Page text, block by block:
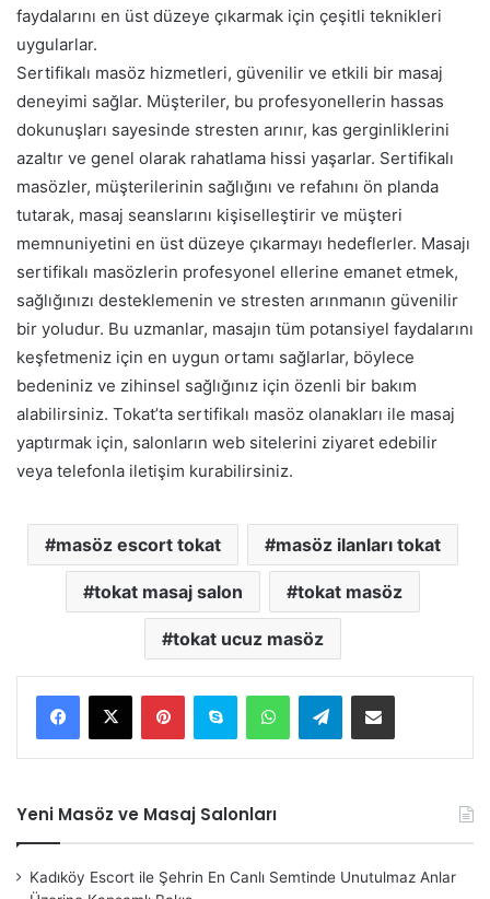
faydalarını en üst düzeye çıkarmak için çeşitli teknikleri
uygularlar.
Sertifikalı masöz hizmetleri, güvenilir ve etkili bir masaj
deneyimi sağlar. Müşteriler, bu profesyonellerin hassas
dokunuşları sayesinde stresten arınır, kas gerginliklerini
azaltır ve genel olarak rahatlama hissi yaşarlar. Sertifikalı
masözler, müşterilerinin sağlığını ve refahını ön planda
tutarak, masaj seanslarını kişiselleştirir ve müşteri
memnuniyetini en üst düzeye çıkarmayı hedeflerler. Masajı
sertifikalı masözlerin profesyonel ellerine emanet etmek,
sağlığınızı desteklemenin ve stresten arınmanın güvenilir
bir yoludur. Bu uzmanlar, masajın tüm potansiyel faydalarını
keşfetmeniz için en uygun ortamı sağlarlar, böylece
bedeniniz ve zihinsel sağlığınız için özenli bir bakım
alabilirsiniz. Tokat’ta sertifikalı masöz olanakları ile masaj
yaptırmak için, salonların web sitelerini ziyaret edebilir
veya telefonla iletişim kurabilirsiniz.
masöz escort tokat masöz ilanları tokat
tokat masaj salon tokat masöz
tokat ucuz masöz
PinterestSkype WhatsAppTelegramE-Posta ile paylaş
Yeni Masöz ve Masaj Salonları
Kadıköy Escort ile Şehrin En Canlı Semtinde Unutulmaz Anlar